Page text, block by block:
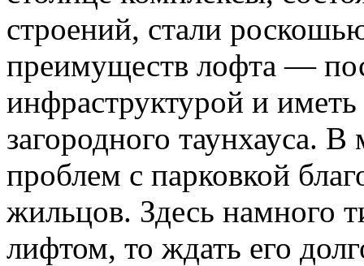
строений, стали
преимуществ лофта —
инфраструктурой и
загородного таунхауса.
проблем с парковкой
жильцов. Здесь намного
лифтом, то ждать его